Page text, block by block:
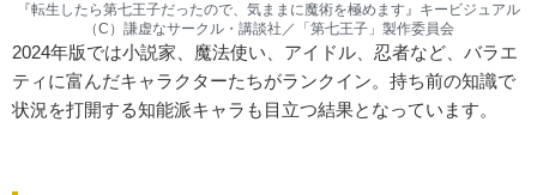
『転生したら第七王子だったので、気ままに魔術を極めます』キービジュアル
（C）謙虚なサークル・講談社／「第七王子」製作委員会
2024年版では小説家、魔法使い、アイドル、忍者など、バラエ
ティに富んだキャラクターたちがランクイン。持ち前の知識で
状況を打開する知能派キャラも目立つ結果となっています。